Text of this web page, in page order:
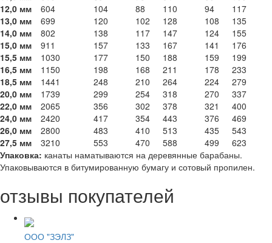
12,0 мм
604 104 88 110 94
117
13,0 мм
699 120 102 128 108
135
14,0 мм
802 138 117 147 124
155
15,0 мм
911 157 133 167 141
176
15,5 мм
1030 177 150 188 159
199
16,5 мм
1150 198 168 211 178
233
18,5 мм
1441 248 210 264 224
279
20,0 мм
1739 299 254 318 270
337
22,0 мм
2065 356 302 378 321
400
24,0 мм
2420 417 354 443 376
469
26,0 мм
2800 483 410 513 435
543
27,5 мм
3210 553 470 588 499
623
Упаковка: канаты наматываются на деревянные барабаны.
Упаковываются в битумированную бумагу и сотовый пропилен.
отзывы покупателей
ООО "ЗЭЛЗ"